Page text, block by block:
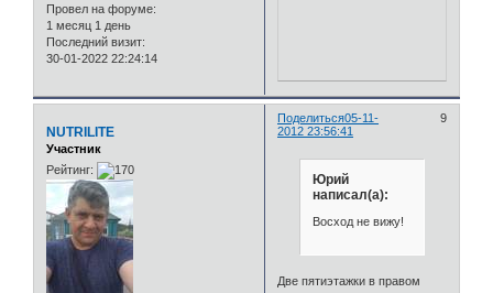
Провел на форуме:
1 месяц 1 день
Последний визит:
30-01-2022 22:24:14
Поделиться 9
05-11-
2012 23:56:41
NUTRILITE
Участник
Рейтинг:
Юрий
написал(а):
Восход не вижу!
Две пятиэтажки в правом